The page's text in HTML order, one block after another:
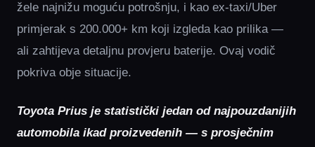
žele najnižu moguću potrošnju, i kao ex-taxi/Uber
primjerak s 200.000+ km koji izgleda kao prilika —
ali zahtijeva detaljnu provjeru baterije. Ovaj vodič
pokriva obje situacije.
Toyota Prius je statistički jedan od najpouzdanijih
automobila ikad proizvedenih — s prosječnim